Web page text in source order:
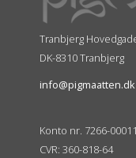
Tranbjerg
DK-8310 Tranbjerg
info@pigmaatten.dk
Konto nr. 7266-
CVR: 360-818-64